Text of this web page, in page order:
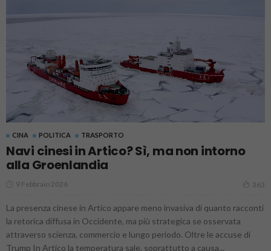
CINA POLITICA TRASPORTO
Navi cinesi in Artico? Sì, ma non intorno
alla Groenlandia
9 Febbraio 2026 363
La presenza cinese in Artico appare meno invasiva di quanto racconti
la retorica diffusa in Occidente, ma più strategica se osservata
attraverso scienza, commercio e lungo periodo. Oltre le accuse di
Trump In Artico la temperatura sale, soprattutto a causa...